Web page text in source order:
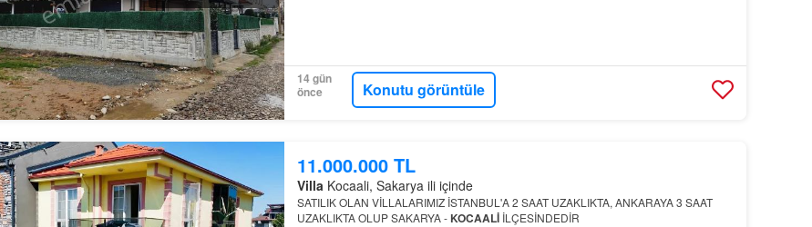
14 gün
önce
Konutu görüntüle
11.000.000 TL
Villa Kocaali, Sakarya ili içinde
SATILIK OLAN VİLLALARIMIZ İSTANBUL'A 2 SAAT UZAKLIKTA, ANKARAYA 3 SAAT
UZAKLIKTA OLUP SAKARYA - KOCAALİİLÇESİNDEDİR